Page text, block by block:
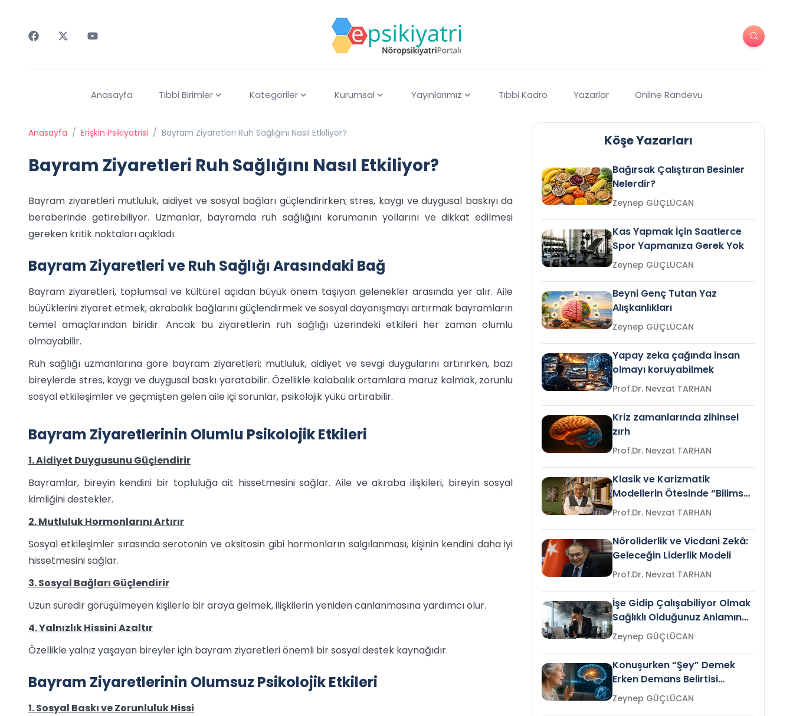
Anasayfa Tıbbi Birimler Kategoriler Kurumsal Yayınlarımız Tıbbi Kadro Yazarlar Online Randevu
Anasayfa / Erişkin Psikiyatrisi / Bayram Ziyaretleri Ruh Sağlığını Nasıl Etkiliyor?
Bayram Ziyaretleri Ruh Sağlığını Nasıl Etkiliyor?
Bayram ziyaretleri mutluluk, aidiyet ve sosyal bağları güçlendirirken; stres, kaygı ve duygusal baskıyı da
beraberinde getirebiliyor. Uzmanlar, bayramda ruh sağlığını korumanın yollarını ve dikkat edilmesi
gereken kritik noktaları açıkladı.
Bayram Ziyaretleri ve Ruh Sağlığı Arasındaki Bağ
Bayram ziyaretleri, toplumsal ve kültürel açıdan büyük önem taşıyan gelenekler arasında yer alır. Aile
büyüklerini ziyaret etmek, akrabalık bağlarını güçlendirmek ve sosyal dayanışmayı artırmak bayramların
temel amaçlarından biridir. Ancak bu ziyaretlerin ruh sağlığı üzerindeki etkileri her zaman olumlu
olmayabilir.
Ruh sağlığı uzmanlarına göre bayram ziyaretleri; mutluluk, aidiyet ve sevgi duygularını artırırken, bazı
bireylerde stres, kaygı ve duygusal baskı yaratabilir. Özellikle kalabalık ortamlara maruz kalmak, zorunlu
sosyal etkileşimler ve geçmişten gelen aile içi sorunlar, psikolojik yükü artırabilir.
Bayram Ziyaretlerinin Olumlu Psikolojik Etkileri
1. Aidiyet Duygusunu Güçlendirir
Bayramlar, bireyin kendini bir topluluğa ait hissetmesini sağlar. Aile ve akraba ilişkileri, bireyin sosyal
kimliğini destekler.
2. Mutluluk Hormonlarını Artırır
Sosyal etkileşimler sırasında serotonin ve oksitosin gibi hormonların salgılanması, kişinin kendini daha iyi
hissetmesini sağlar.
3. Sosyal Bağları Güçlendirir
Uzun süredir görüşülmeyen kişilerle bir araya gelmek, ilişkilerin yeniden canlanmasına yardımcı olur.
4. Yalnızlık Hissini Azaltır
Özellikle yalnız yaşayan bireyler için bayram ziyaretleri önemli bir sosyal destek kaynağıdır.
Bayram Ziyaretlerinin Olumsuz Psikolojik Etkileri
1. Sosyal Baskı ve Zorunluluk Hissi
Köşe Yazarları
Bağırsak Çalıştıran Besinler
Nelerdir?
Zeynep GÜÇLÜCAN
Kas Yapmak İçin Saatlerce
Spor Yapmanıza Gerek Yok
Zeynep GÜÇLÜCAN
Beyni Genç Tutan Yaz
Alışkanlıkları
Zeynep GÜÇLÜCAN
Yapay zeka çağında insan
olmayı koruyabilmek
Prof.Dr. Nevzat TARHAN
Kriz zamanlarında zihinsel
zırh
Prof.Dr. Nevzat TARHAN
Klasik ve Karizmatik
Modellerin Ötesinde “Bilimsel
Liderlik”
Prof.Dr. Nevzat TARHAN
Nöroliderlik ve Vicdani Zekâ:
Geleceğin Liderlik Modeli
Prof.Dr. Nevzat TARHAN
İşe Gidip Çalışabiliyor Olmak
Sağlıklı Olduğunuz Anlamına
Gelir mi?Zeynep GÜÇLÜCAN
Konuşurken “Şey” Demek
Erken Demans Belirtisi
Olabilir mi?Zeynep GÜÇLÜCAN